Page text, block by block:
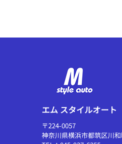
エム スタイルオート
〒224-0057
神奈川県横浜市都筑区川